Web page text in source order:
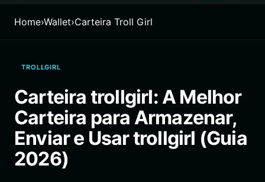
Français
繁體中文
Bahasa Indonesia
ภาษาไทย
हिन्दी
Español
Português (Brasil)
Home›Wallet›Carteira Troll Girl
TROLLGIRL
Carteira trollgirl: A Melhor
Carteira para Armazenar,
Enviar e Usar trollgirl (Guia
2026)